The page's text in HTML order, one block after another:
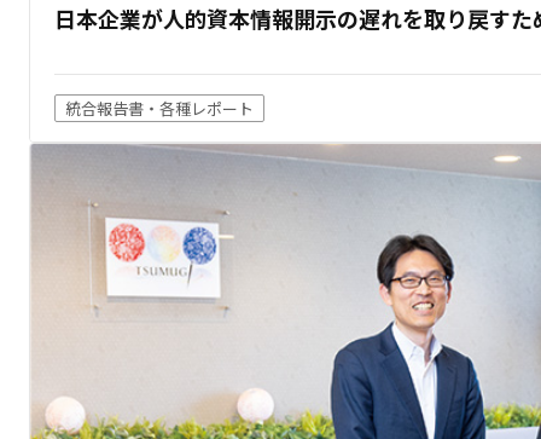
日本企業が人的資本情報開示の遅れを取り戻すた
統合報告書・各種レポート